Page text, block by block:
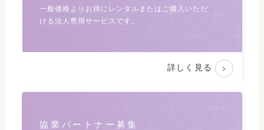
一般価格よりお得にレンタルまたは ご購入いただ
ける法人専用サービスです。
詳しく見る
協業パートナー募集